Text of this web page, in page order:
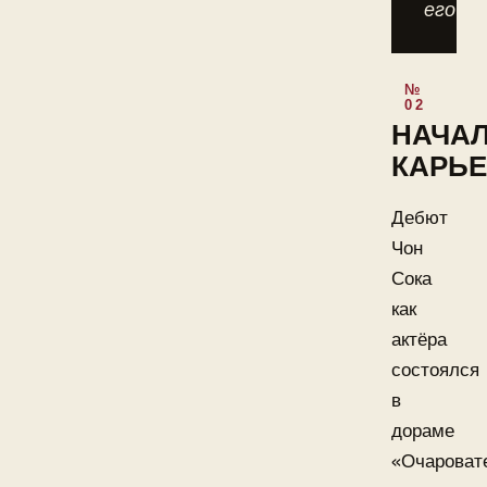
его.
Дебют
Чон
Сока
как
актёра
состоялся
в
дораме